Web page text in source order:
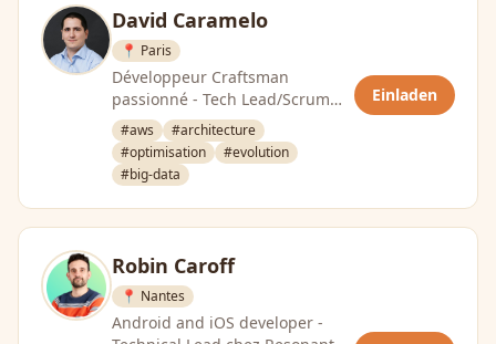
David Caramelo
📍 Paris
Développeur Craftsman
passionné - Tech Lead/Scrum
Master chez Ogury.
#aws
#architecture
#optimisation
#evolution
#big-data
Einladen
Robin Caroff
📍 Nantes
Android and iOS developer -